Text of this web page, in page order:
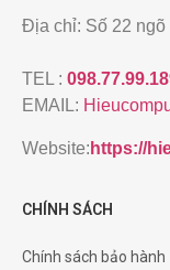
Địa chỉ: Số 22 ngõ
TEL :
EMAIL:
Website: https://
CHÍNH SÁCH
Chính sách bảo hành